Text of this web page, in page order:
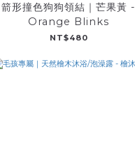
箭形撞色狗狗領結｜芒果黃 -
Orange Blinks
NT$480